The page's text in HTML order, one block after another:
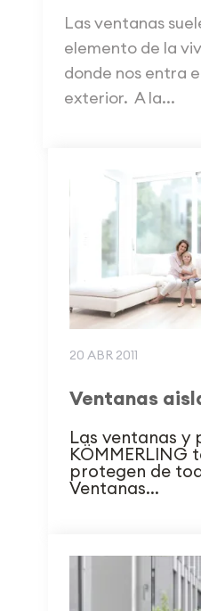
Las ventanas
elemento de la
donde nos entra
exterior. A la...
20 ABR 2011
Ventanas
Las ventanas y
KÖMMERLING
protegen de
Ventanas...